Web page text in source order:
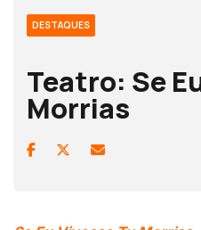
DESTAQUES
Teatro: Se
Morrias